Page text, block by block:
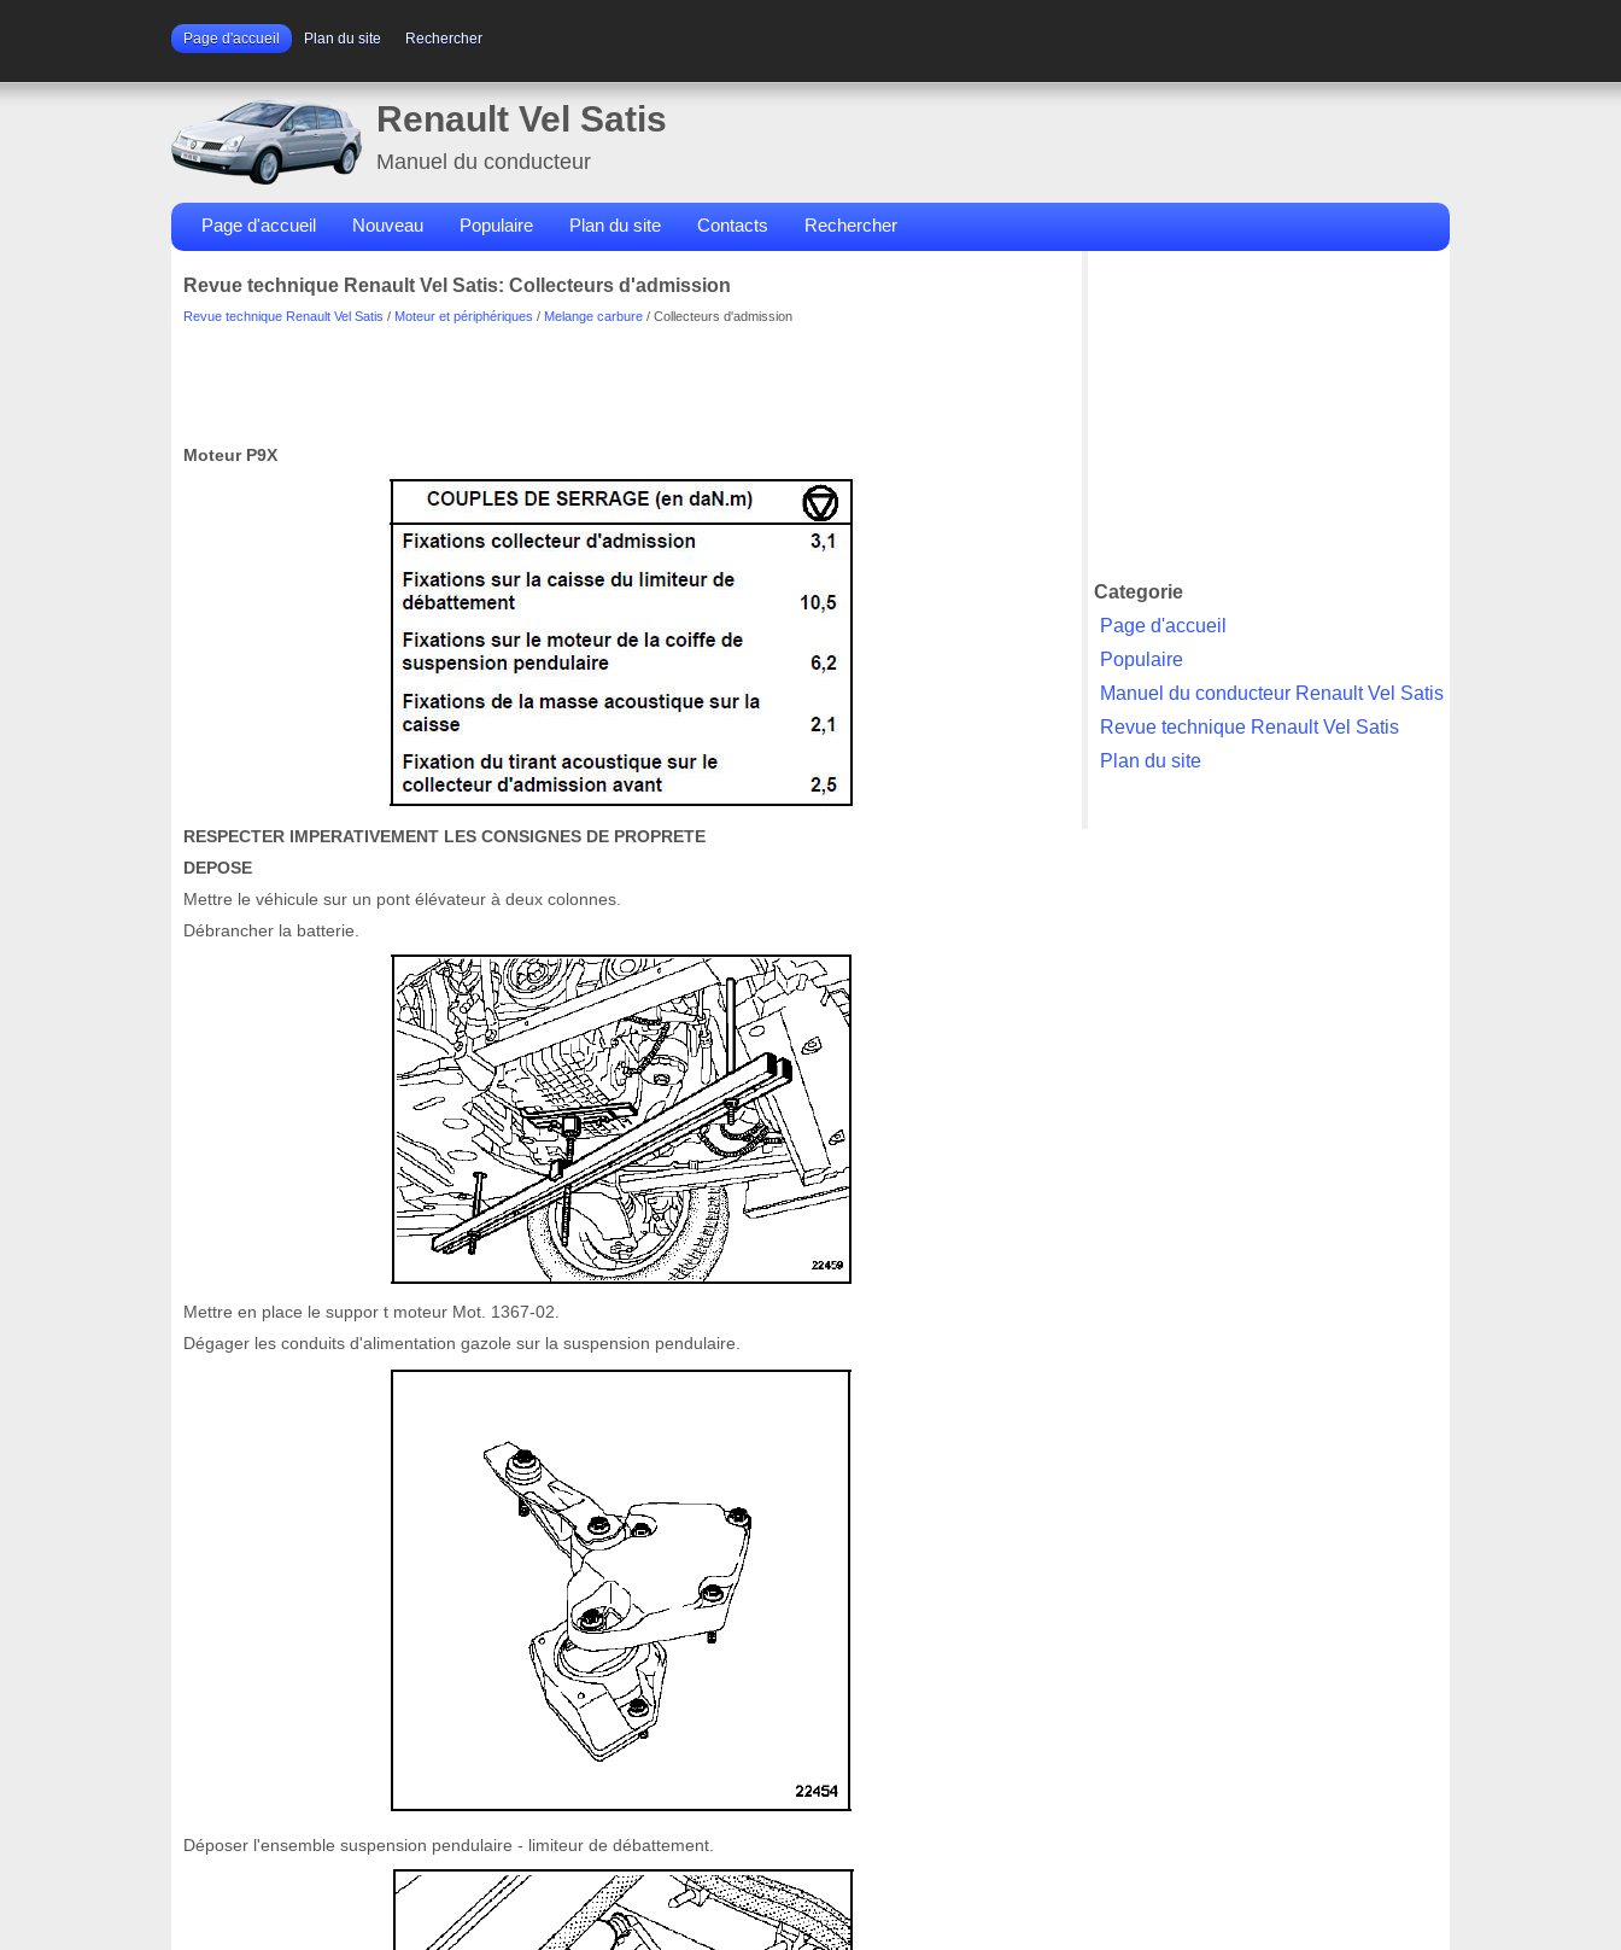
Page d'accueil Plan du site Rechercher
Renault Vel Satis
Manuel du conducteur
Page d'accueil Nouveau Populaire Plan du site Contacts Rechercher
Revue technique Renault Vel Satis: Collecteurs d'admission
Revue technique Renault Vel Satis / Moteur et périphériques / Melange carbure / Collecteurs d'admission
Moteur P9X
RESPECTER IMPERATIVEMENT LES CONSIGNES DE PROPRETE
DEPOSE
Mettre le véhicule sur un pont élévateur à deux colonnes.
Débrancher la batterie.
Mettre en place le suppor t moteur Mot. 1367-02.
Dégager les conduits d'alimentation gazole sur la suspension pendulaire.
Déposer l'ensemble suspension pendulaire - limiteur de débattement.
Categorie
Page d'accueil
Populaire
Manuel du conducteur Renault Vel Satis
Revue technique Renault Vel Satis
Plan du site